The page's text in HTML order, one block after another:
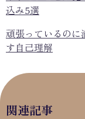
込み5選
頑張っているのに
す自己理解
関連記事